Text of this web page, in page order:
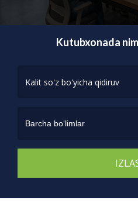
Kutubxonada
Barcha bo‘limlar